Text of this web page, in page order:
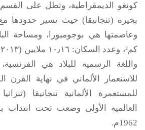
كونغو الديمقراطية، وتطل على
بحيرة (تنجانيقا) حيث تسير حدودها
واللغة الرسمية للبلاد هي
للاستعمار الألماني في نهاية
للمستعمرة الألمانية تنجانيقا
العالمية الأولى وضعت تحت انتداب
1962م.